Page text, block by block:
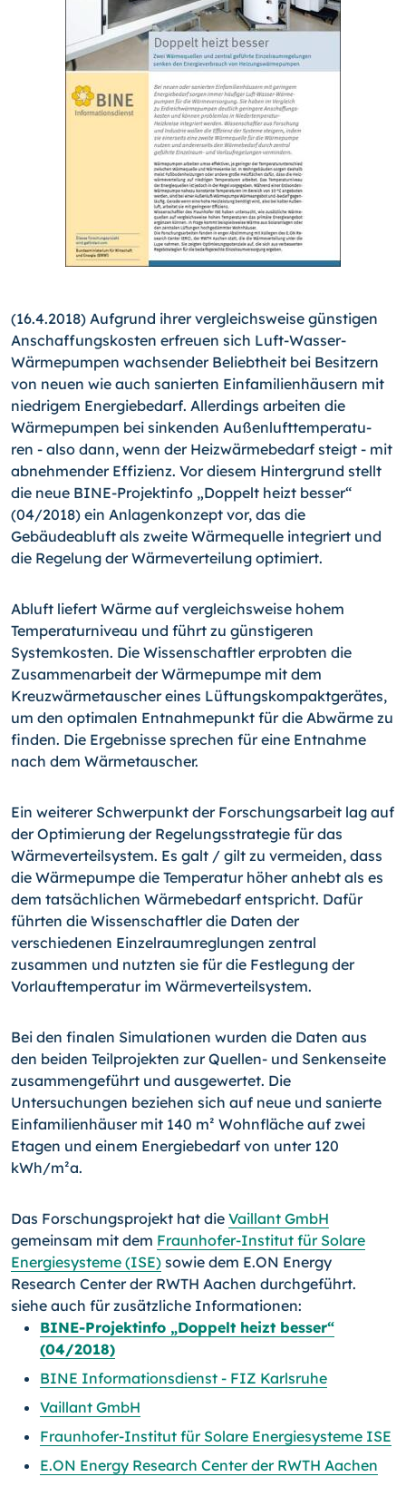
(16.4.2018) Aufgrund ihrer vergleichsweise günstigen
Anschaffungskosten erfreuen sich Luft-Wasser-
Wärmepumpen wachsender Beliebtheit bei Besitzern
von neuen wie auch sanierten Einfamilienhäusern mit
niedrigem Energiebedarf. Allerdings arbeiten die
Wärmepumpen bei sinkenden Außen­luft­tem­pe­ra­tu­
ren - also dann, wenn der Heizwärmebedarf steigt - mit
abnehmender Effizienz. Vor diesem Hintergrund stellt
die neue BINE-Pro­jekt­info „Doppelt heizt besser“
(04/2018) ein Anlagenkonzept vor, das die
Gebäudeabluft als zweite Wärmequelle integriert und
die Regelung der Wärmeverteilung optimiert.
Abluft liefert Wärme auf vergleichsweise hohem
Temperaturniveau und führt zu günstigeren
Systemkosten. Die Wissenschaftler erprobten die
Zusammenarbeit der Wärmepumpe mit dem
Kreuzwärmetauscher eines Lüftungskompaktgerätes,
um den optimalen Entnahmepunkt für die Abwärme zu
finden. Die Ergebnisse sprechen für eine Entnahme
nach dem Wärmetauscher.
Ein weiterer Schwerpunkt der Forschungsarbeit lag auf
der Optimierung der Regelungsstrategie für das
Wärmeverteilsystem. Es galt / gilt zu vermeiden, dass
die Wärmepumpe die Temperatur höher anhebt als es
dem tatsächlichen Wärmebedarf entspricht. Dafür
führten die Wissenschaftler die Daten der
verschiedenen Einzelraumreglungen zentral
zusammen und nutzten sie für die Festlegung der
Vorlauftemperatur im Wärmeverteilsystem.
Bei den finalen Simulationen wurden die Daten aus
den beiden Teilprojekten zur Quellen- und Senkenseite
zusammengeführt und ausgewertet. Die
Untersuchungen beziehen sich auf neue und sanierte
Einfamilienhäuser mit 140 m² Wohnfläche auf zwei
Etagen und einem Energiebedarf von unter 120
kWh/m²a.
Das Forschungsprojekt hat die Vaillant GmbH
gemeinsam mit dem Fraunhofer-Institut für Solare
Energiesysteme (ISE) sowie dem E.ON Energy
Research Center der RWTH Aachen durchgeführt.
siehe auch für zusätzliche Informationen:
BINE-Projektinfo „Doppelt heizt besser“
(04/2018)
BINE Informationsdienst - FIZ Karlsruhe
Vaillant GmbH
Fraunhofer-Institut für Solare Energiesysteme ISE
E.ON Energy Research Center der RWTH Aachen